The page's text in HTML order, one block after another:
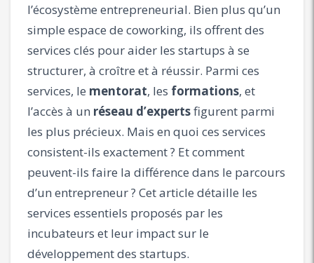
l’écosystème entrepreneurial. Bien plus qu’un
simple espace de coworking, ils offrent des
services clés pour aider les startups à se
structurer, à croître et à réussir. Parmi ces
services, le mentorat, les formations, et
l’accès à un réseau d’expertsfigurent parmi
les plus précieux. Mais en quoi ces services
consistent-ils exactement ? Et comment
peuvent-ils faire la différence dans le parcours
d’un entrepreneur ? Cet article détaille les
services essentiels proposés par les
incubateurs et leur impact sur le
développement des startups.